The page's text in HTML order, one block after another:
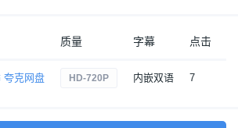
质量 字幕 点击
夸克网盘 HD-720P 内嵌双语 7